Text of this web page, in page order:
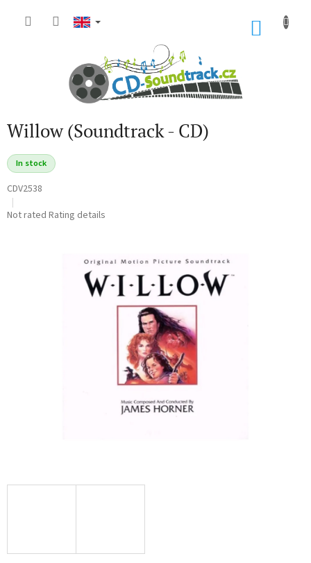
Willow (Soundtrack - CD)
In stock
CDV2538
The
Not rated Rating details